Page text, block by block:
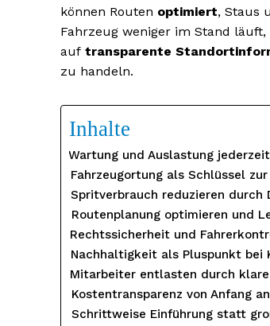
können Routen optimiert, Staus
Fahrzeug weniger im Stand
auf transparente
zu handeln.
Inhalte
Wartung und Auslastung
Fahrzeugortung als Schlüssel
Spritverbrauch reduzieren durch
Routenplanung optimieren und
Rechtssicherheit und
Nachhaltigkeit als Pluspunkt bei
Mitarbeiter entlasten durch klare
Kostentransparenz von Anfang an
Schrittweise Einführung statt